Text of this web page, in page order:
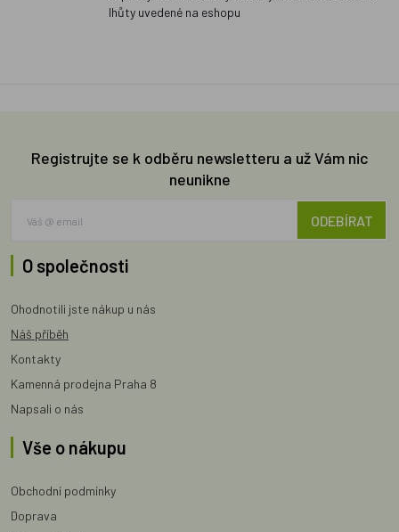
lhůty uvedené na eshopu
Registrujte se k odběru newsletteru a už Vám nic
neunikne
ODEBÍRAT
O společnosti
Ohodnotili jste nákup u nás
Náš příběh
Kontakty
Kamenná prodejna Praha 8
Napsali o nás
Vše o nákupu
Obchodní podmínky
Doprava